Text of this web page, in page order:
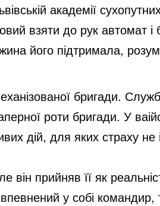
o
академії
взяти до рук автомат
його підтримала,
бригади.
роти бригади. У
дій, для яких страху
прийняв її як
у собі